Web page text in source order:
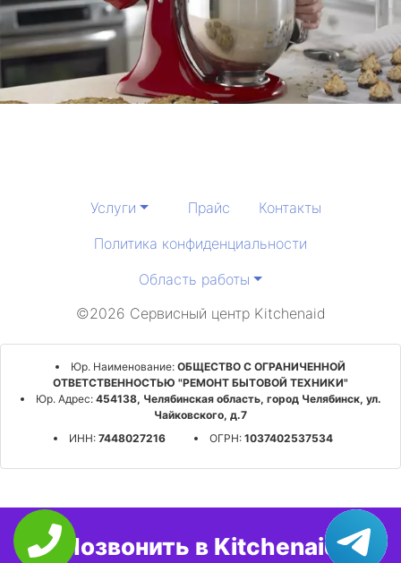
Услуги Прайс
Контакты
Политика конфиденциальности
Область работы
©2026 Сервисный центр Kitchenaid
Юр. Наименование: ОБЩЕСТВО С ОГРАНИЧЕННОЙ
ОТВЕТСТВЕННОСТЬЮ "РЕМОНТ БЫТОВОЙ ТЕХНИКИ"
Юр. Адрес:454138, Челябинская область, город Челябинск, ул.
Чайковского, д.7
ИНН: 7448027216 ОГРН: 1037402537534
Позвонить в Kitchenaid